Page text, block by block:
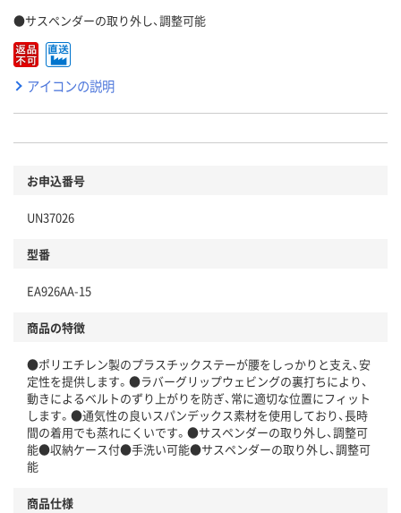
●サスペンダーの取り外し、調整可能
アイコンの説明
お申込番号
UN37026
型番
EA926AA-15
商品の特徴
●ポリエチレン製のプラスチックステーが腰をしっかりと支え、安
定性を提供します。●ラバーグリップウェビングの裏打ちにより、
動きによるベルトのずり上がりを防ぎ、常に適切な位置にフィット
します。●通気性の良いスパンデックス素材を使用しており、長時
間の着用でも蒸れにくいです。●サスペンダーの取り外し、調整可
能●収納ケース付●手洗い可能●サスペンダーの取り外し、調整可
能
商品仕様